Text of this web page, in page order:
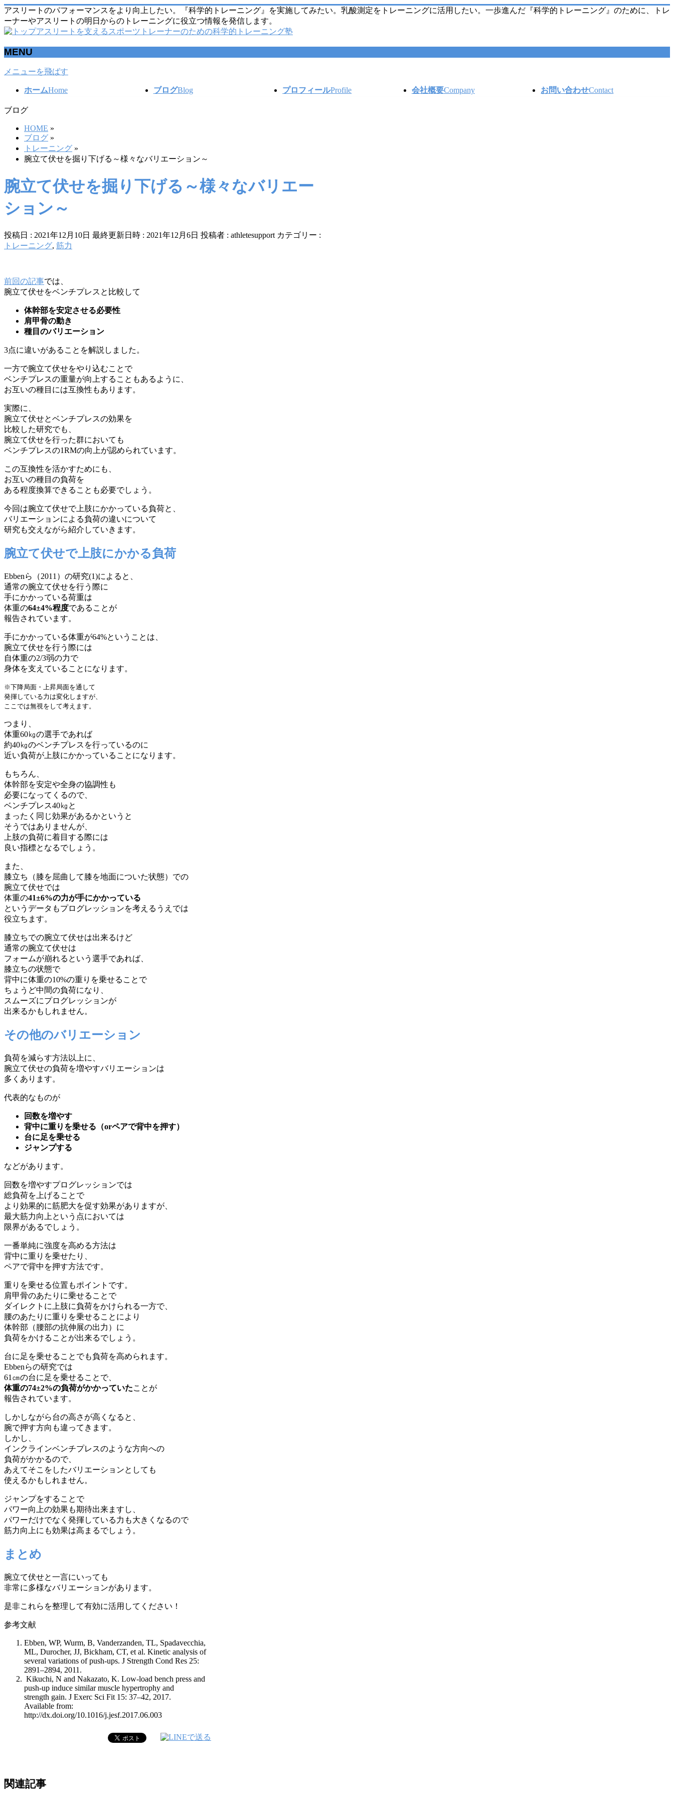
アスリートのパフォーマンスをより向上したい。『科学的トレーニング』を実施してみたい。乳酸測定をトレーニングに活用したい。一歩進んだ『科学的トレーニング』のために、トレ
ーナーやアスリートの明日からのトレーニングに役立つ情報を発信します。
MENU
メニューを飛ばす
ホームHome ブログBlog プロフィールProfile 会社概要Company お問い合わせContact
ブログ
HOME »
ブログ »
トレーニング »
腕立て伏せを掘り下げる～様々なバリエーション～
腕立て伏せを掘り下げる～様々なバリエー
ション～
投稿日 : 2021年12月10日 最終更新日時 : 2021年12月6日 投稿者 : athletesupport カテゴリー :
トレーニング, 筋力
前回の記事では、
腕立て伏せをベンチプレスと比較して
体幹部を安定させる必要性
肩甲骨の動き
種目のバリエーション
3点に違いがあることを解説しました。
一方で腕立て伏せをやり込むことで
ベンチプレスの重量が向上することもあるように、
お互いの種目には互換性もあります。
実際に、
腕立て伏せとベンチプレスの効果を
比較した研究でも、
腕立て伏せを行った群においても
ベンチプレスの1RMの向上が認められています。
この互換性を活かすためにも、
お互いの種目の負荷を
ある程度換算できることも必要でしょう。
今回は腕立て伏せで上肢にかかっている負荷と、
バリエーションによる負荷の違いについて
研究も交えながら紹介していきます。
腕立て伏せで上肢にかかる負荷
Ebbenら（2011）の研究(1)によると、
通常の腕立て伏せを行う際に
手にかかっている荷重は
体重の64±4%程度であることが
報告されています。
手にかかっている体重が64%ということは、
腕立て伏せを行う際には
自体重の2/3弱の力で
身体を支えていることになります。
※下降局面・上昇局面を通して
発揮している力は変化しますが、
ここでは無視をして考えます。
つまり、
体重60㎏の選手であれば
約40㎏のベンチプレスを行っているのに
近い負荷が上肢にかかっていることになります。
もちろん、
体幹部を安定や全身の協調性も
必要になってくるので、
ベンチプレス40㎏と
まったく同じ効果があるかというと
そうではありませんが、
上肢の負荷に着目する際には
良い指標となるでしょう。
また、
膝立ち（膝を屈曲して膝を地面についた状態）での
腕立て伏せでは
体重の41±6%の力が手にかかっている
というデータもプログレッションを考えるうえでは
役立ちます。
膝立ちでの腕立て伏せは出来るけど
通常の腕立て伏せは
フォームが崩れるという選手であれば、
膝立ちの状態で
背中に体重の10%の重りを乗せることで
ちょうど中間の負荷になり、
スムーズにプログレッションが
出来るかもしれません。
その他のバリエーション
負荷を減らす方法以上に、
腕立て伏せの負荷を増やすバリエーションは
多くあります。
代表的なものが
回数を増やす
背中に重りを乗せる（orペアで背中を押す）
台に足を乗せる
ジャンプする
などがあります。
回数を増やすプログレッションでは
総負荷を上げることで
より効果的に筋肥大を促す効果がありますが、
最大筋力向上という点においては
限界があるでしょう。
一番単純に強度を高める方法は
背中に重りを乗せたり、
ペアで背中を押す方法です。
重りを乗せる位置もポイントです。
肩甲骨のあたりに乗せることで
ダイレクトに上肢に負荷をかけられる一方で、
腰のあたりに重りを乗せることにより
体幹部（腰部の抗伸展の出力）に
負荷をかけることが出来るでしょう。
台に足を乗せることでも負荷を高められます。
Ebbenらの研究では
61㎝の台に足を乗せることで、
体重の74±2%の負荷がかかっていたことが
報告されています。
しかしながら台の高さが高くなると、
腕で押す方向も違ってきます。
しかし、
インクラインベンチプレスのような方向への
負荷がかかるので、
あえてそこをしたバリエーションとしても
使えるかもしれません。
ジャンプをすることで
パワー向上の効果も期待出来ますし、
パワーだけでなく発揮している力も大きくなるので
筋力向上にも効果は高まるでしょう。
まとめ
腕立て伏せと一言にいっても
非常に多様なバリエーションがあります。
是非これらを整理して有効に活用してください！
参考文献
Ebben, WP, Wurm, B, Vanderzanden, TL, Spadavecchia,
ML, Durocher, JJ, Bickham, CT, et al. Kinetic analysis of
several variations of push-ups. J Strength Cond Res 25:
2891–2894, 2011.
Kikuchi, N and Nakazato, K. Low-load bench press and
push-up induce similar muscle hypertrophy and
strength gain. J Exerc Sci Fit 15: 37–42, 2017.
Available from:
http://dx.doi.org/10.1016/j.jesf.2017.06.003
関連記事